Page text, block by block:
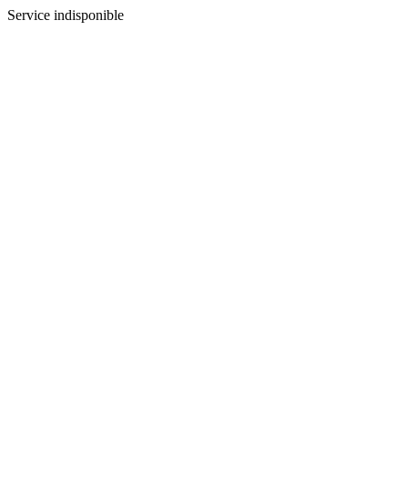
Service indisponible